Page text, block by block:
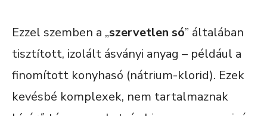
Ezzel szemben a „szervetlen só” általában
tisztított, izolált ásványi anyag – például a
finomított konyhasó (nátrium-klorid). Ezek
kevésbé komplexek, nem tartalmaznak